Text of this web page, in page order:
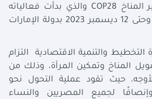
الأمم المتحدة المعني بتغير المناخ COP28 والذي بدأت فعالياته
خلال الفترة من 30 نوفمبر وحتى 12 ديسمبر 2023 بدولة الإمارات
والتنمية الاقتصادية التزام
المناخ وتمكين المرأة، وذلك من
حيث تقود عملية التحول نحو
لجميع المصريين والنساء